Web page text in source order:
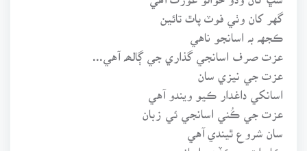
گهر کان وٺي فوٽ پاٿ تائين
ڪجهہ بہ اسانجو ناهي
عزت صرف اسانجي گذاري جي ڳالھہ آهي...
عزت جي نيزي سان
اسانکي داغدار ڪيو ويندو آهي
عزت جي ڪُني اسانجي ئي زبان
سان شروع ٿيندي آهي
ڪا رات جيڪڏهن اسانجو